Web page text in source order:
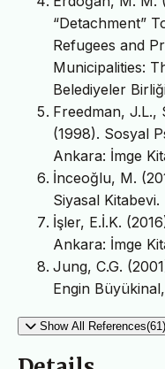
“Detachment”
Refugees and
Municipalities:
Belediyeler
Freedman, J.L.,
(1998). Sosyal
Ankara: İmge
İnceoğlu, M.
Siyasal Kitabevi.
İşler, E.İ.K.
Ankara: İmge
Jung, C.G.
Engin
Show All References(61)